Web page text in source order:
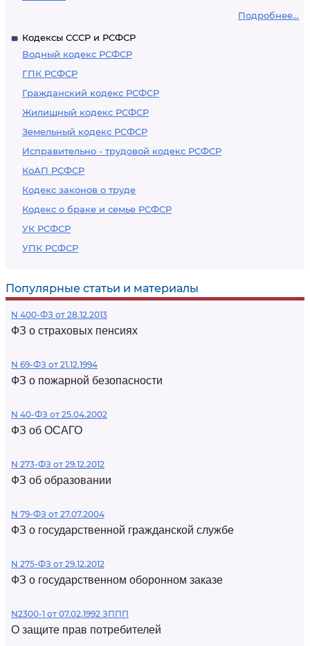
Подробнее...
Кодексы СССР и РСФСР
Водный кодекс РСФСР
ГПК РСФСР
Гражданский кодекс РСФСР
Жилищный кодекс РСФСР
Земельный кодекс РСФСР
Исправительно - трудовой кодекс РСФСР
КоАП РСФСР
Кодекс законов о труде
Кодекс о браке и семье РСФСР
УК РСФСР
УПК РСФСР
Популярные статьи и материалы
N 400-ФЗ от 28.12.2013
ФЗ о страховых пенсиях
N 69-ФЗ от 21.12.1994
ФЗ о пожарной безопасности
N 40-ФЗ от 25.04.2002
ФЗ об ОСАГО
N 273-ФЗ от 29.12.2012
ФЗ об образовании
N 79-ФЗ от 27.07.2004
ФЗ о государственной гражданской службе
N 275-ФЗ от 29.12.2012
ФЗ о государственном оборонном заказе
N2300-1 от 07.02.1992 ЗППП
О защите прав потребителей